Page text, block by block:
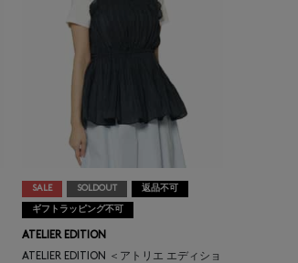
SALE SOLDOUT 返品不可
ギフトラッピング不可
ATELIER EDITION
ATELIER EDITION ＜アトリエ エディショ